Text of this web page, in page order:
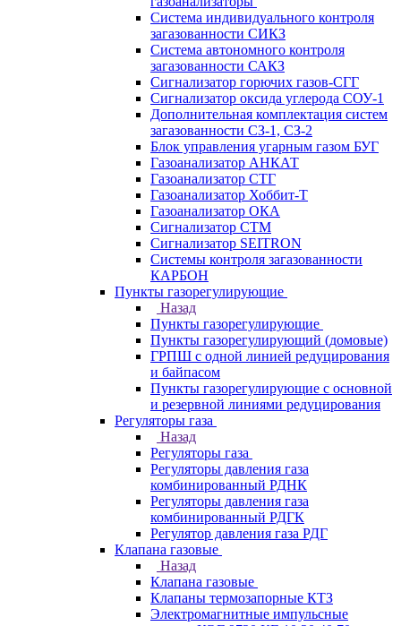
Система индивидуального контроля
загазованности СИКЗ
Система автономного контроля
загазованности САКЗ
Сигнализатор горючих газов-СГГ
Сигнализатор оксида углерода СОУ-1
Дополнительная комплектация систем
загазованности СЗ-1, СЗ-2
Блок управления угарным газом БУГ
Газоанализатор АНКАТ
Газоанализатор СТГ
Газоанализатор Хоббит-Т
Газоанализатор ОКА
Сигнализатор СТМ
Сигнализатор SEITRON
Системы контроля загазованности
КАРБОН
Пункты газорегулирующие
Назад
Пункты газорегулирующие
Пункты газорегулирующий (домовые)
ГРПШ с одной линией редуцирования
и байпасом
Пункты газорегулирующие с основной
и резервной линиями редуцирования
Регуляторы газа
Назад
Регуляторы газа
Регуляторы давления газа
комбинированный РДНК
Регуляторы давления газа
комбинированный РДГК
Регулятор давления газа РДГ
Клапана газовые
Назад
Клапана газовые
Клапаны термозапорные КТЗ
Электромагнитные импульсные